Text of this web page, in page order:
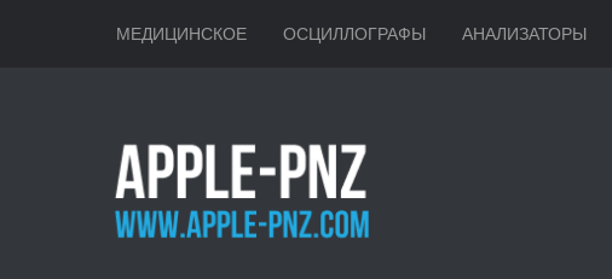
МЕДИЦИНСКОЕ ОСЦИЛЛОГРАФЫ АНАЛИЗАТОРЫ